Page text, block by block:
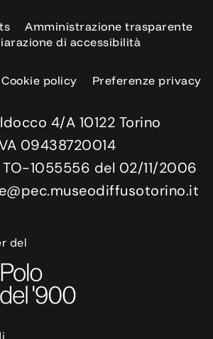
Amministrazione trasparente
di accessibilità
Cookie policy Preferenze privacy
4/A 10122 Torino
09438720014
TO-1055556 del 02/11/2006
del